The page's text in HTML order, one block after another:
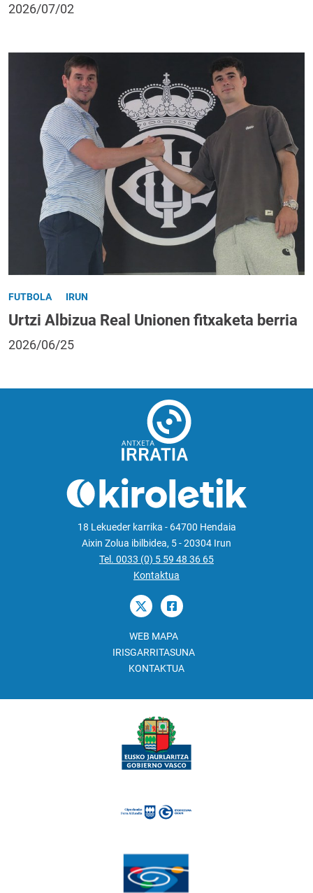
2026/07/02
FUTBOLA IRUN
Urtzi Albizua Real Unionen fitxaketa berria
2026/06/25
18 Lekueder karrika - 64700 Hendaia
Aixin Zolua ibilbidea, 5 - 20304 Irun
Tel. 0033 (0) 5 59 48 36 65
Kontaktua
WEB MAPA
IRISGARRITASUNA
KONTAKTUA